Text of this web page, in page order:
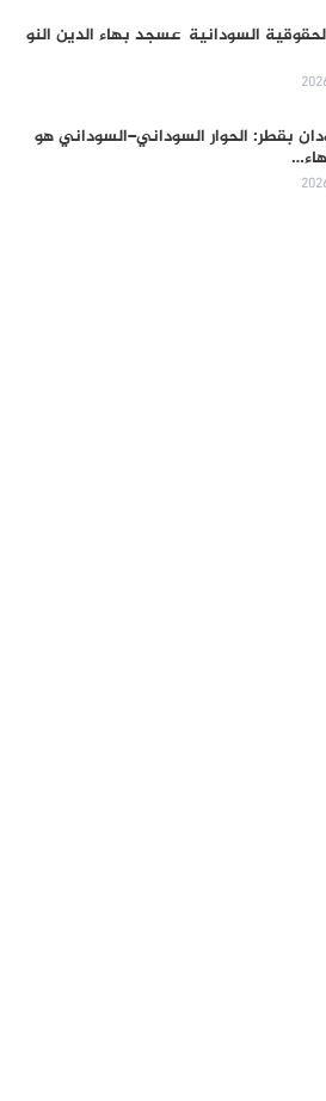
السودانية عسجد بهاء الدين النو
بقطر: الحوار السوداني–السوداني هو